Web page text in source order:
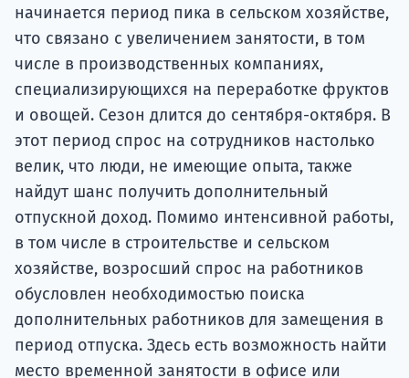
начинается период пика в сельском хозяйстве,
что связано с увеличением занятости, в том
числе в производственных компаниях,
специализирующихся на переработке фруктов
и овощей. Сезон длится до сентября-октября. В
этот период спрос на сотрудников настолько
велик, что люди, не имеющие опыта, также
найдут шанс получить дополнительный
отпускной доход. Помимо интенсивной работы,
в том числе в строительстве и сельском
хозяйстве, возросший спрос на работников
обусловлен необходимостью поиска
дополнительных работников для замещения в
период отпуска. Здесь есть возможность найти
место временной занятости в офисе или